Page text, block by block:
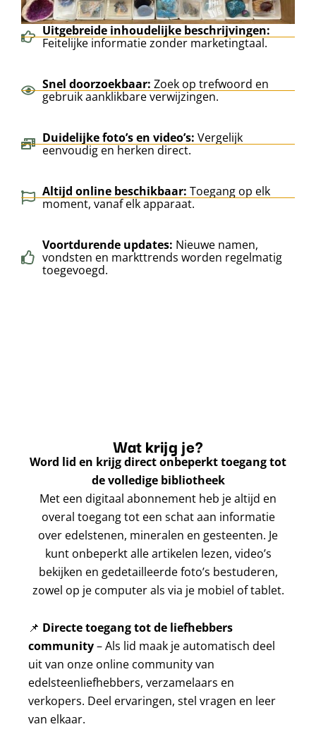
Uitgebreide inhoudelijke beschrijvingen:
Feitelijke informatie zonder marketingtaal.
Snel doorzoekbaar: Zoek op trefwoord en
gebruik aanklikbare verwijzingen.
Duidelijke foto’s en video’s: Vergelijk
eenvoudig en herken direct.
Altijd online beschikbaar: Toegang op elk
moment, vanaf elk apparaat.
Voortdurende updates: Nieuwe namen,
vondsten en markttrends worden regelmatig
toegevoegd.
Wat krijg je?
Word lid en krijg direct onbeperkt toegang tot
de volledige bibliotheek
Met een digitaal abonnement heb je altijd en
overal toegang tot een schat aan informatie
over edelstenen, mineralen en gesteenten. Je
kunt onbeperkt alle artikelen lezen, video’s
bekijken en gedetailleerde foto’s bestuderen,
zowel op je computer als via je mobiel of tablet.
📌 Directe toegang tot de liefhebbers
community– Als lid maak je automatisch deel
uit van onze online community van
edelsteenliefhebbers, verzamelaars en
verkopers. Deel ervaringen, stel vragen en leer
van elkaar.